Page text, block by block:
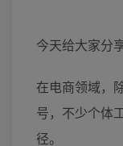
今天给大家分
在电商领域，
号，不少个体
径。